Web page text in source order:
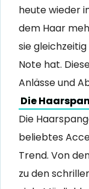
heute wieder
dem Haar
sie
Note hat.
Anlässe und
Die
Die
beliebtes
Trend. Von
zu den